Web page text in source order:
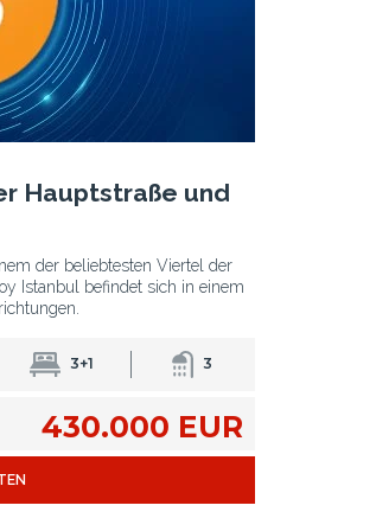
Hauptstraße und
der beliebtesten Viertel der
Istanbul befindet sich in einem
3+1 3
430.000 EUR